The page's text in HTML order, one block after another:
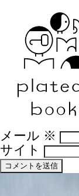
メールアド
須項目です
コメント※
メール ※
サイト